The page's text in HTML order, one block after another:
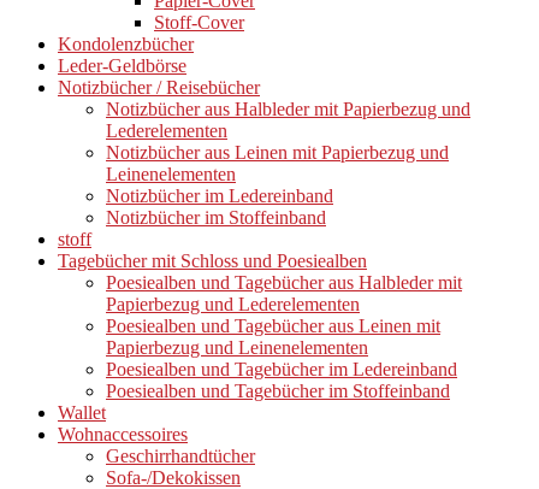
Stoff-Cover
Kondolenzbücher
Leder-Geldbörse
Notizbücher / Reisebücher
Notizbücher aus Halbleder mit Papierbezug und
Lederelementen
Notizbücher aus Leinen mit Papierbezug und
Leinenelementen
Notizbücher im Ledereinband
Notizbücher im Stoffeinband
stoff
Tagebücher mit Schloss und Poesiealben
Poesiealben und Tagebücher aus Halbleder mit
Papierbezug und Lederelementen
Poesiealben und Tagebücher aus Leinen mit
Papierbezug und Leinenelementen
Poesiealben und Tagebücher im Ledereinband
Poesiealben und Tagebücher im Stoffeinband
Wallet
Wohnaccessoires
Geschirrhandtücher
Sofa-/Dekokissen